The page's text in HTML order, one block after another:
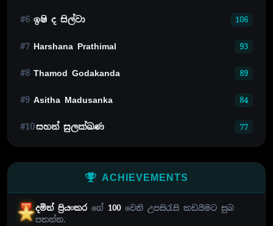
#6 ඉෂි ද සිල්වා 106
#7 Harshana Prathimal 93
#8 Thamod Godakanda 89
#9 Asitha Madusanka 84
#10සහන් සුලක්ඛණ 77
ACHIEVEMENTS
දමිත් ප්‍රියංකරගේ 100වෙනි උපසිරැසි කඩයීමට සුබ
පතන්න.